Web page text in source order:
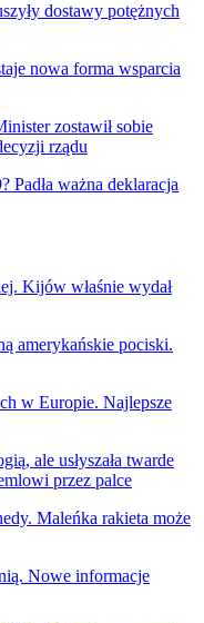
dostawy potężnych
nowa forma wsparcia
zostawił sobie
rządu
Padła ważna deklaracja
Kijów właśnie wydał
amerykańskie pociski.
w Europie. Najlepsze
ale usłyszała twarde
przez palce
Maleńka rakieta może
Nowe informacje